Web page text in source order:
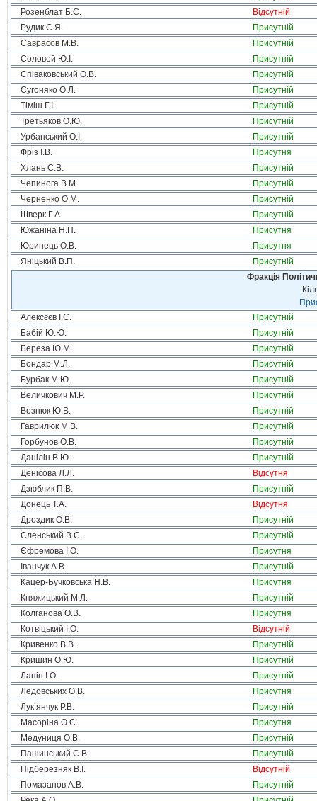
Розенблат Б.С.
Відсутній
Рудик С.Я.
Присутній
Саврасов М.В.
Присутній
Соловей Ю.І.
Присутній
Співаковський О.В.
Присутній
Сугоняко О.Л.
Присутній
Тіміш Г.І.
Присутній
Третьяков О.Ю.
Присутній
Урбанський О.І.
Присутній
Фріз І.В.
Присутня
Хлань С.В.
Присутній
Чепинога В.М.
Присутній
Черненко О.М.
Присутній
Шверк Г.А.
Присутній
Южаніна Н.П.
Присутня
Юринець О.В.
Присутня
Яніцький В.П.
Присутній
Фракція
Алексєєв І.С.
Присутній
Бабій Ю.Ю.
Присутній
Береза Ю.М.
Присутній
Бондар М.Л.
Присутній
Бурбак М.Ю.
Присутній
Величкович М.Р.
Присутній
Вознюк Ю.В.
Присутній
Гаврилюк М.В.
Присутній
Горбунов О.В.
Присутній
Данілін В.Ю.
Присутній
Денісова Л.Л.
Відсутня
Дзюблик П.В.
Присутній
Донець Т.А.
Відсутня
Дроздик О.В.
Присутній
Єленський В.Є.
Присутній
Єфремова І.О.
Присутня
Іванчук А.В.
Присутній
Кацер-Бучковська Н.В.
Присутня
Княжицький М.Л.
Присутній
Колганова О.В.
Присутня
Котвіцький І.О.
Відсутній
Кривенко В.В.
Присутній
Кришин О.Ю.
Присутній
Лапін І.О.
Присутній
Ледовських О.В.
Присутня
Лук’янчук Р.В.
Присутній
Масоріна О.С.
Присутня
Медуниця О.В.
Присутній
Пашинський С.В.
Присутній
Підберезняк В.І.
Відсутній
Помазанов А.В.
Присутній